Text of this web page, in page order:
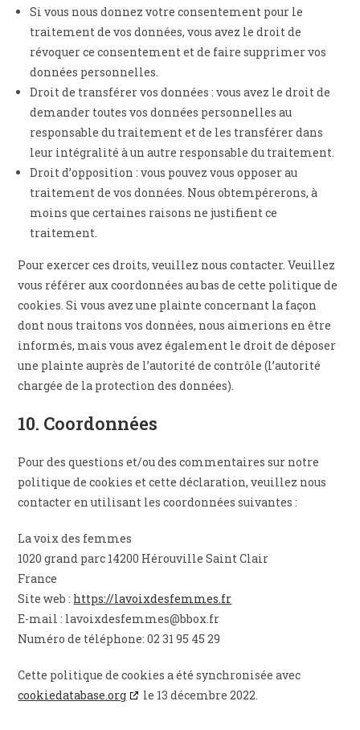
Si vous nous donnez votre consentement pour le
traitement de vos données, vous avez le droit de
révoquer ce consentement et de faire supprimer vos
données personnelles.
Droit de transférer vos données : vous avez le droit de
demander toutes vos données personnelles au
responsable du traitement et de les transférer dans
leur intégralité à un autre responsable du traitement.
Droit d’opposition : vous pouvez vous opposer au
traitement de vos données. Nous obtempérerons, à
moins que certaines raisons ne justifient ce
traitement.
Pour exercer ces droits, veuillez nous contacter. Veuillez
vous référer aux coordonnées au bas de cette politique de
cookies. Si vous avez une plainte concernant la façon
dont nous traitons vos données, nous aimerions en être
informés, mais vous avez également le droit de déposer
une plainte auprès de l’autorité de contrôle (l’autorité
chargée de la protection des données).
10. Coordonnées
Pour des questions et/ou des commentaires sur notre
politique de cookies et cette déclaration, veuillez nous
contacter en utilisant les coordonnées suivantes :
La voix des femmes
1020 grand parc 14200 Hérouville Saint Clair
France
Site web : https://lavoixdesfemmes.fr
E-mail : lavoixdesfemmes@bbox.fr
Numéro de téléphone: 02 31 95 45 29
Cette politique de cookies a été synchronisée avec
cookiedatabase.org
le 13 décembre 2022.